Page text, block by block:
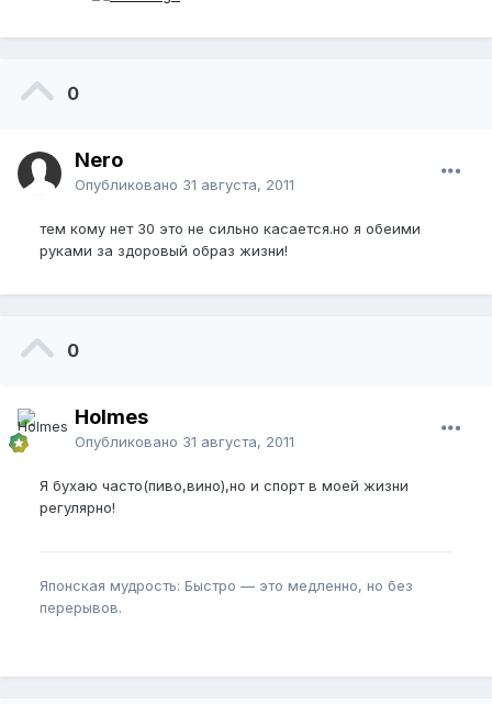
0
Nero
Опубликовано 31 августа, 2011
тем кому нет 30 это не сильно касается.но я обеими
руками за здоровый образ жизни!
0
Holmes
Опубликовано 31 августа, 2011
Я бухаю часто(пиво,вино),но и спорт в моей жизни
регулярно!
Японская мудрость: Быстро — это медленно, но без
перерывов.